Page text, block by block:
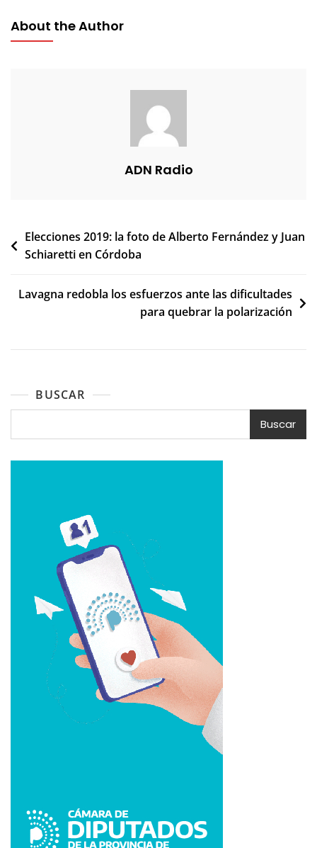
About the Author
ADN Radio
Navegación
de
Elecciones 2019: la foto de Alberto Fernández y Juan
Schiaretti en Córdoba
Lavagna redobla los esfuerzos ante las dificultades
para quebrar la polarización
BUSCAR
Buscar